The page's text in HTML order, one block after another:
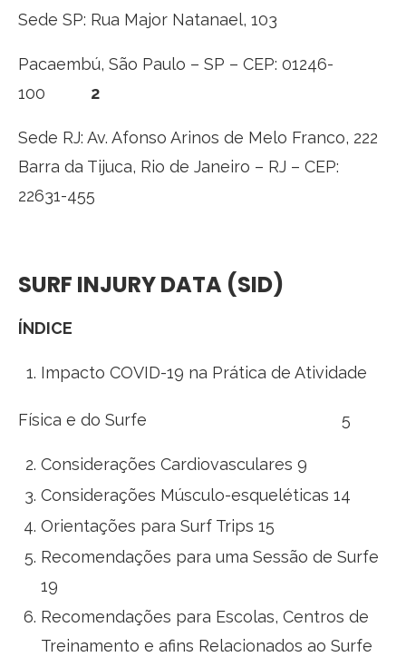
Sede SP: Rua Major Natanael, 103
Pacaembú, São Paulo – SP – CEP: 01246-
100 2
Sede RJ: Av. Afonso Arinos de Melo Franco, 222
Barra da Tijuca, Rio de Janeiro – RJ – CEP:
22631-455
SURF INJURY DATA (SID)
ÍNDICE
Impacto COVID-19 na Prática de Atividade
Física e do Surfe 5
Considerações Cardiovasculares 9
Considerações Músculo-esqueléticas 14
Orientações para Surf Trips 15
Recomendações para uma Sessão de Surfe
19
Recomendações para Escolas, Centros de
Treinamento e afins Relacionados ao Surfe